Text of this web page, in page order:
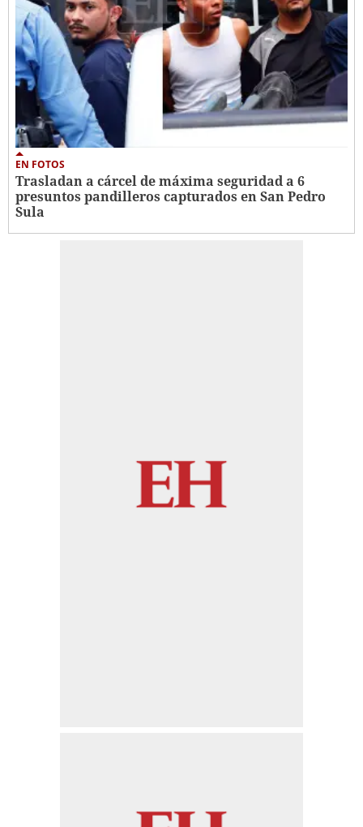
EN FOTOS
Trasladan a cárcel de máxima seguridad a 6
presuntos pandilleros capturados en San Pedro
Sula